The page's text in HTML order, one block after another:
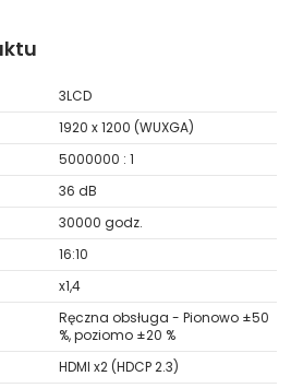
3LCD
1920 x 1200 (WUXGA)
5000000 : 1
36 dB
30000 godz.
16:10
x1,4
Ręczna obsługa - Pionowo ±50
%, poziomo ±20 %
HDMI x2 (HDCP 2.3)